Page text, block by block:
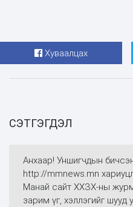
Хуваалцах
СЭТГЭГДЭЛ
Анхаар! Уншигчдын
http://mmnews.mn
Манай сайт ХХЗХ-ны
зарим үг, хэллэгийг шууд